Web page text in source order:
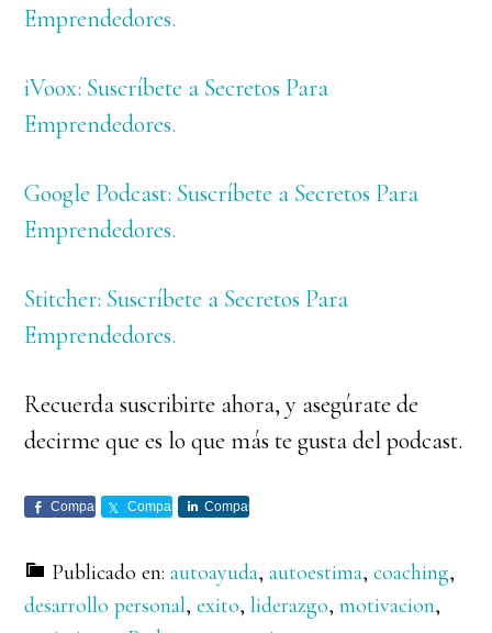
Emprendedores.
iVoox: Suscríbete a Secretos Para
Emprendedores.
Google Podcast: Suscríbete a Secretos Para
Emprendedores.
Stitcher: Suscríbete a Secretos Para
Emprendedores.
Recuerda suscribirte ahora, y asegúrate de
decirme que es lo que más te gusta del podcast.
Comparte Comparte Comparte
Publicado en:autoayuda,autoestima,coaching,
desarrollo personal,exito,liderazgo,motivacion,